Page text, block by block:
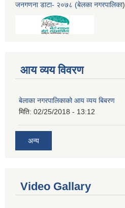
जनगणना डाटा- २०७८ (बेलका नगरपालिका)
आय व्यय विवरण
बेलाका नगरपालिकाको आय व्यय बिबरण
मिति: 02/25/2018 - 13:12
अन्य
Video Gallary